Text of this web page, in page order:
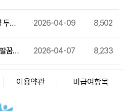
발목통증, 접질렸다고 그냥 두셨나요? 발목 염좌 원인과 관리 방법 2026-04-09 8,502
라운딩 하기 딱 좋은 날씨, 팔꿈치 안쪽 통증에 손목까지 저린다면? 골프엘보 증상과 관리법 알려드릴게요 2026-04-07 8,233
이용약관 비급여항목
화인마취통증의학과의원 창원점
자명: 윤경섭